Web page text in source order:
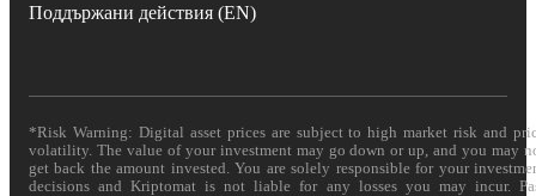
Поддържани действия (EN)
*Risk Warning: Digital asset prices are subject to high market risk and
volatility. The value of your investment may go down or up, and you may
get back the amount invested. You are solely responsible for your
decisions and Kriptomat is not liable for any losses you may incur.